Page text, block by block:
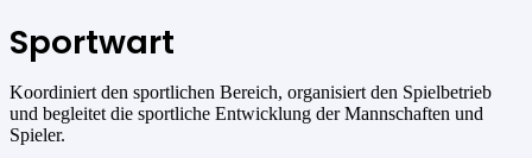
Sportwart
Koordiniert den sportlichen Bereich, organisiert den Spielbetrieb
und begleitet die sportliche Entwicklung der Mannschaften und
Spieler.